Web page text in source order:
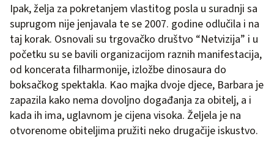
Ipak, želja za pokretanjem vlastitog posla u suradnji sa
suprugom nije jenjavala te se 2007. godine odlučila i na
taj korak. Osnovali su trgovačko društvo “Netvizija” i u
početku su se bavili organizacijom raznih manifestacija,
od koncerata filharmonije, izložbe dinosaura do
boksačkog spektakla. Kao majka dvoje djece, Barbara je
zapazila kako nema dovoljno događanja za obitelj, a i
kada ih ima, uglavnom je cijena visoka. Željela je na
otvorenome obiteljima pružiti neko drugačije iskustvo.